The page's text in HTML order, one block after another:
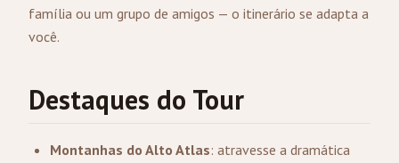
família ou um grupo de amigos — o itinerário se adapta a
você.
Destaques do Tour
Montanhas do Alto Atlas: atravesse a dramática